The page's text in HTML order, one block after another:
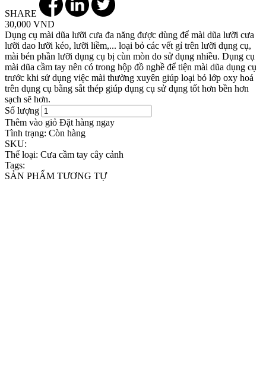
SHARE
30,000 VND
Dụng cụ mài dũa lưỡi cưa đa năng được dùng để mài dũa lưỡi cưa
lưỡi dao lưỡi kéo, lưỡi liềm,... loại bỏ các vết gỉ trên lưỡi dụng cụ,
mài bén phần lưỡi dụng cụ bị cùn mòn do sử dụng nhiều. Dụng cụ
mài dũa cầm tay nên có trong hộp đồ nghề để tiện mài dũa dụng cụ
trước khi sử dụng việc mài thường xuyên giúp loại bỏ lớp oxy hoá
trên dụng cụ bằng sắt thép giúp dụng cụ sử dụng tốt hơn bền hơn
sạch sẽ hơn.
Số lượng
Thêm vào giỏ Đặt hàng ngay
Tình trạng: Còn hàng
SKU:
Thể loại: Cưa cầm tay cây cảnh
Tags:
SẢN PHẨM TƯƠNG TỰ